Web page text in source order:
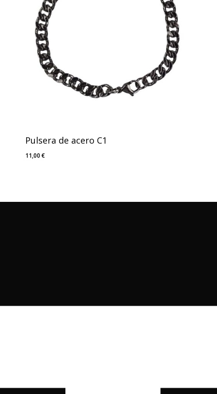
Pulsera de acero C1
11,00€